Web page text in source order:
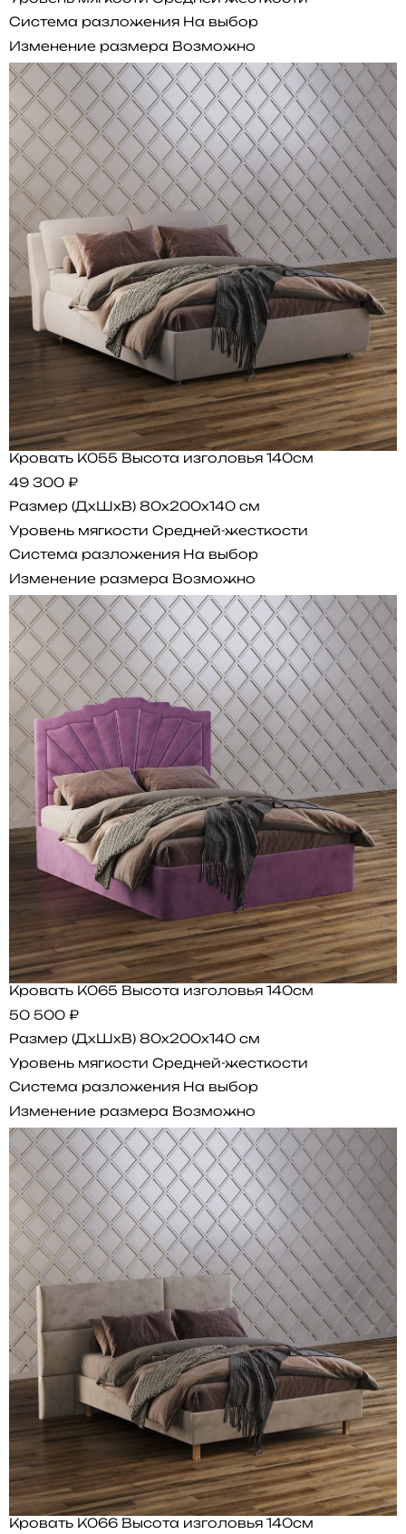
Система разложения На выбор
Изменение размера Возможно
Кровать K055 Высота изголовья 140см
49 300 ₽
Размер (ДхШхВ) 80x200x140 см
Уровень мягкости Средней-жесткости
Система разложения На выбор
Изменение размера Возможно
Кровать K065 Высота изголовья 140см
50 500 ₽
Размер (ДхШхВ) 80x200x140 см
Уровень мягкости Средней-жесткости
Система разложения На выбор
Изменение размера Возможно
Кровать K066 Высота изголовья 140см